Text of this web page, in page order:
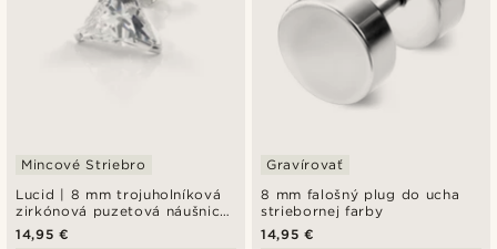
Lucid | 8 mm trojuholníková
zirkónová puzetová náušnica
z mincového striebra 925
Mincové Striebro
14,95 €
8 mm falošný plug do ucha
striebornej farby
Gravírovať
14,95 €